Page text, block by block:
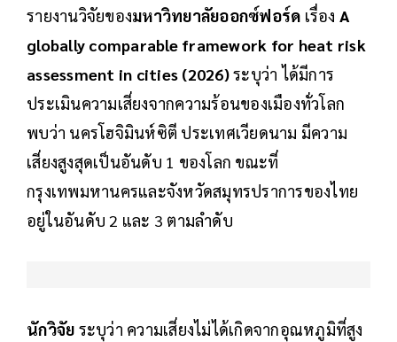
รายงานวิจัยของมหาวิทยาลัยออกซ์ฟอร์ด เรื่อง A
globally comparable framework for heat risk
assessment in cities (2026)ระบุว่า ได้มีการ
ประเมินความเสี่ยงจากความร้อนของเมืองทั่วโลก
พบว่า นครโฮจิมินห์ซิตี ประเทศเวียดนาม มีความ
เสี่ยงสูงสุดเป็นอันดับ 1 ของโลก ขณะที่
กรุงเทพมหานครและจังหวัดสมุทรปราการของไทย
อยู่ในอันดับ 2 และ 3 ตามลำดับ
นักวิจัย ระบุว่า ความเสี่ยงไม่ได้เกิดจากอุณหภูมิที่สูง